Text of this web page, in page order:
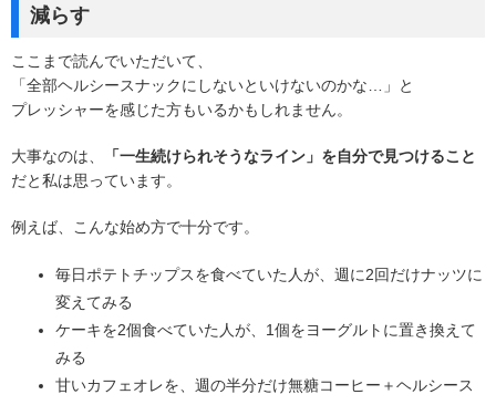
減らす
ここまで読んでいただいて、
「全部ヘルシースナックにしないといけないのかな…」と
プレッシャーを感じた方もいるかもしれません。
大事なのは、
「一生続けられそうなライン」を自分で見つけること
だと私は思っています。
例えば、こんな始め方で十分です。
毎日ポテトチップスを食べていた人が、週に2回だけナッツに
変えてみる
ケーキを2個食べていた人が、1個をヨーグルトに置き換えて
みる
甘いカフェオレを、週の半分だけ無糖コーヒー＋ヘルシース